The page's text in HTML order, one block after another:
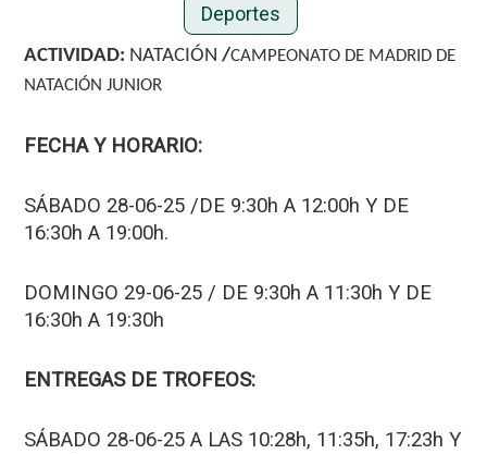
Deportes
ACTIVIDAD: NATACIÓN /CAMPEONATO DE MADRID DE
NATACIÓN JUNIOR
FECHA Y HORARIO:
SÁBADO 28-06-25 /DE 9:30h A 12:00h Y DE
16:30h A 19:00h.
DOMINGO 29-06-25 / DE 9:30h A 11:30h Y DE
16:30h A 19:30h
ENTREGAS DE TROFEOS:
SÁBADO 28-06-25 A LAS 10:28h, 11:35h, 17:23h Y